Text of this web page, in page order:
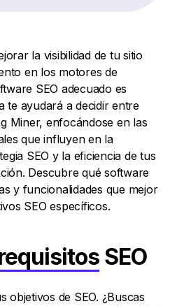
la visibilidad de tu sitio
en los motores de
SEO adecuado es
te ayudará a decidir entre
Miner, enfocándose en las
que influyen en la
SEO y la eficiencia de tus
Descubre qué software
y funcionalidades que mejor
SEO específicos.
SEO
objetivos de SEO. ¿Buscas